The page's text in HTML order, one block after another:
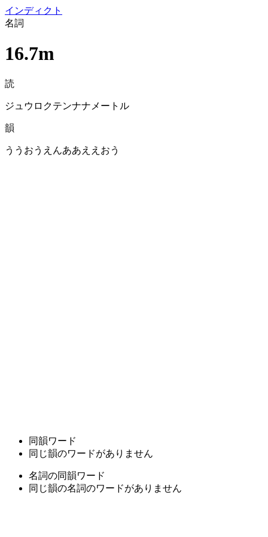
インディクト
名詞
16.7m
読
ジュウロクテンナナメートル
韻
ううおうえんああええおう
同韻ワード
同じ韻のワードがありません
名詞の同韻ワード
同じ韻の名詞のワードがありません